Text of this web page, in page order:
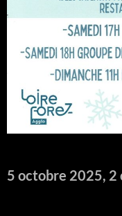
5 octobre 2025,